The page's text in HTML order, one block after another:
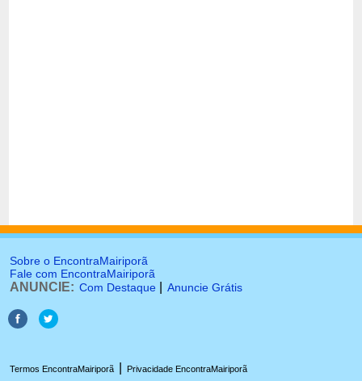
Sobre o EncontraMairiporã
Fale com EncontraMairiporã
ANUNCIE: Com Destaque Anuncie Grátis
Termos EncontraMairiporã Privacidade EncontraMairiporã